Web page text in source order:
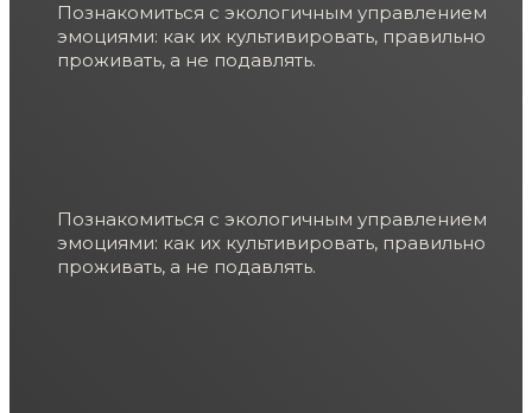
Познакомиться с экологичным управлением
эмоциями: как их культивировать, правильно
проживать, а не подавлять.
Познакомиться с экологичным управлением
эмоциями: как их культивировать, правильно
проживать, а не подавлять.